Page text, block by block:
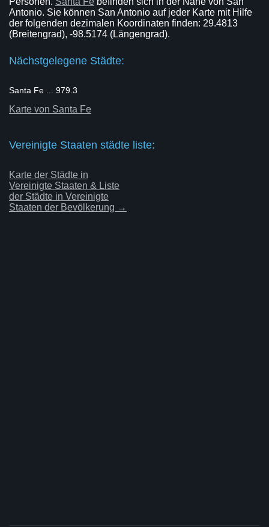
Antonio. Sie können San Antonio auf jeder Karte mit Hilfe
der folgenden dezimalen Koordinaten finden: 29.4813
(Breitengrad), -98.5174 (Längengrad).
Nächstgelegene Städte:
Santa Fe ... 979.3
Karte von Santa Fe
Vereinigte Staaten städte liste:
Karte der Städte in
Vereinigte Staaten & Liste
der Städte in Vereinigte
Staaten der Bevölkerung →